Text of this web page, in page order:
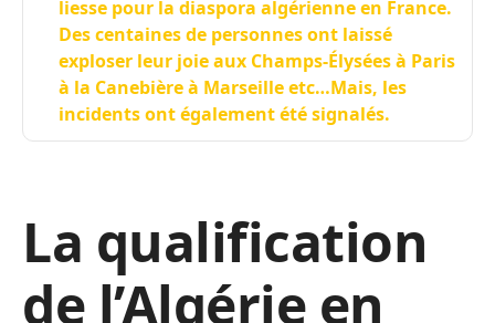
liesse pour la diaspora algérienne en France.
Des centaines de personnes ont laissé
exploser leur joie aux Champs-Élysées à Paris
à la Canebière à Marseille etc…Mais, les
incidents ont également été signalés.
La qualification
de l’Algérie en